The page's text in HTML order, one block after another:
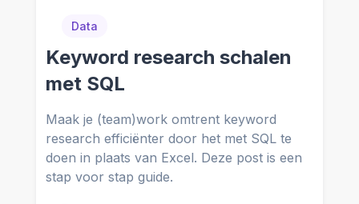
Data
Keyword research schalen
met SQL
Maak je (team)work omtrent keyword
research efficiënter door het met SQL te
doen in plaats van Excel. Deze post is een
stap voor stap guide.